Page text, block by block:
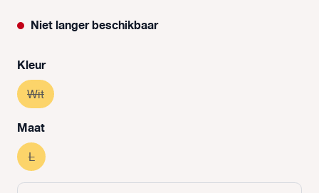
Niet langer beschikbaar
Selecteer
Kleur
Wit(Deze optie is momenteel niet beschikbaar.)
Selecteer
Maat
L(Deze optie is momenteel niet beschikbaar.)